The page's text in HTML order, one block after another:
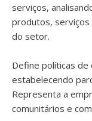
serviços,
produtos, serviços
do setor.
Define políticas de
estabelecendo
Representa a
comunitários e